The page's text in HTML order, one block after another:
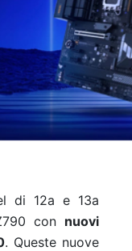
di 12a e 13a
con nuovi
. Queste nuove